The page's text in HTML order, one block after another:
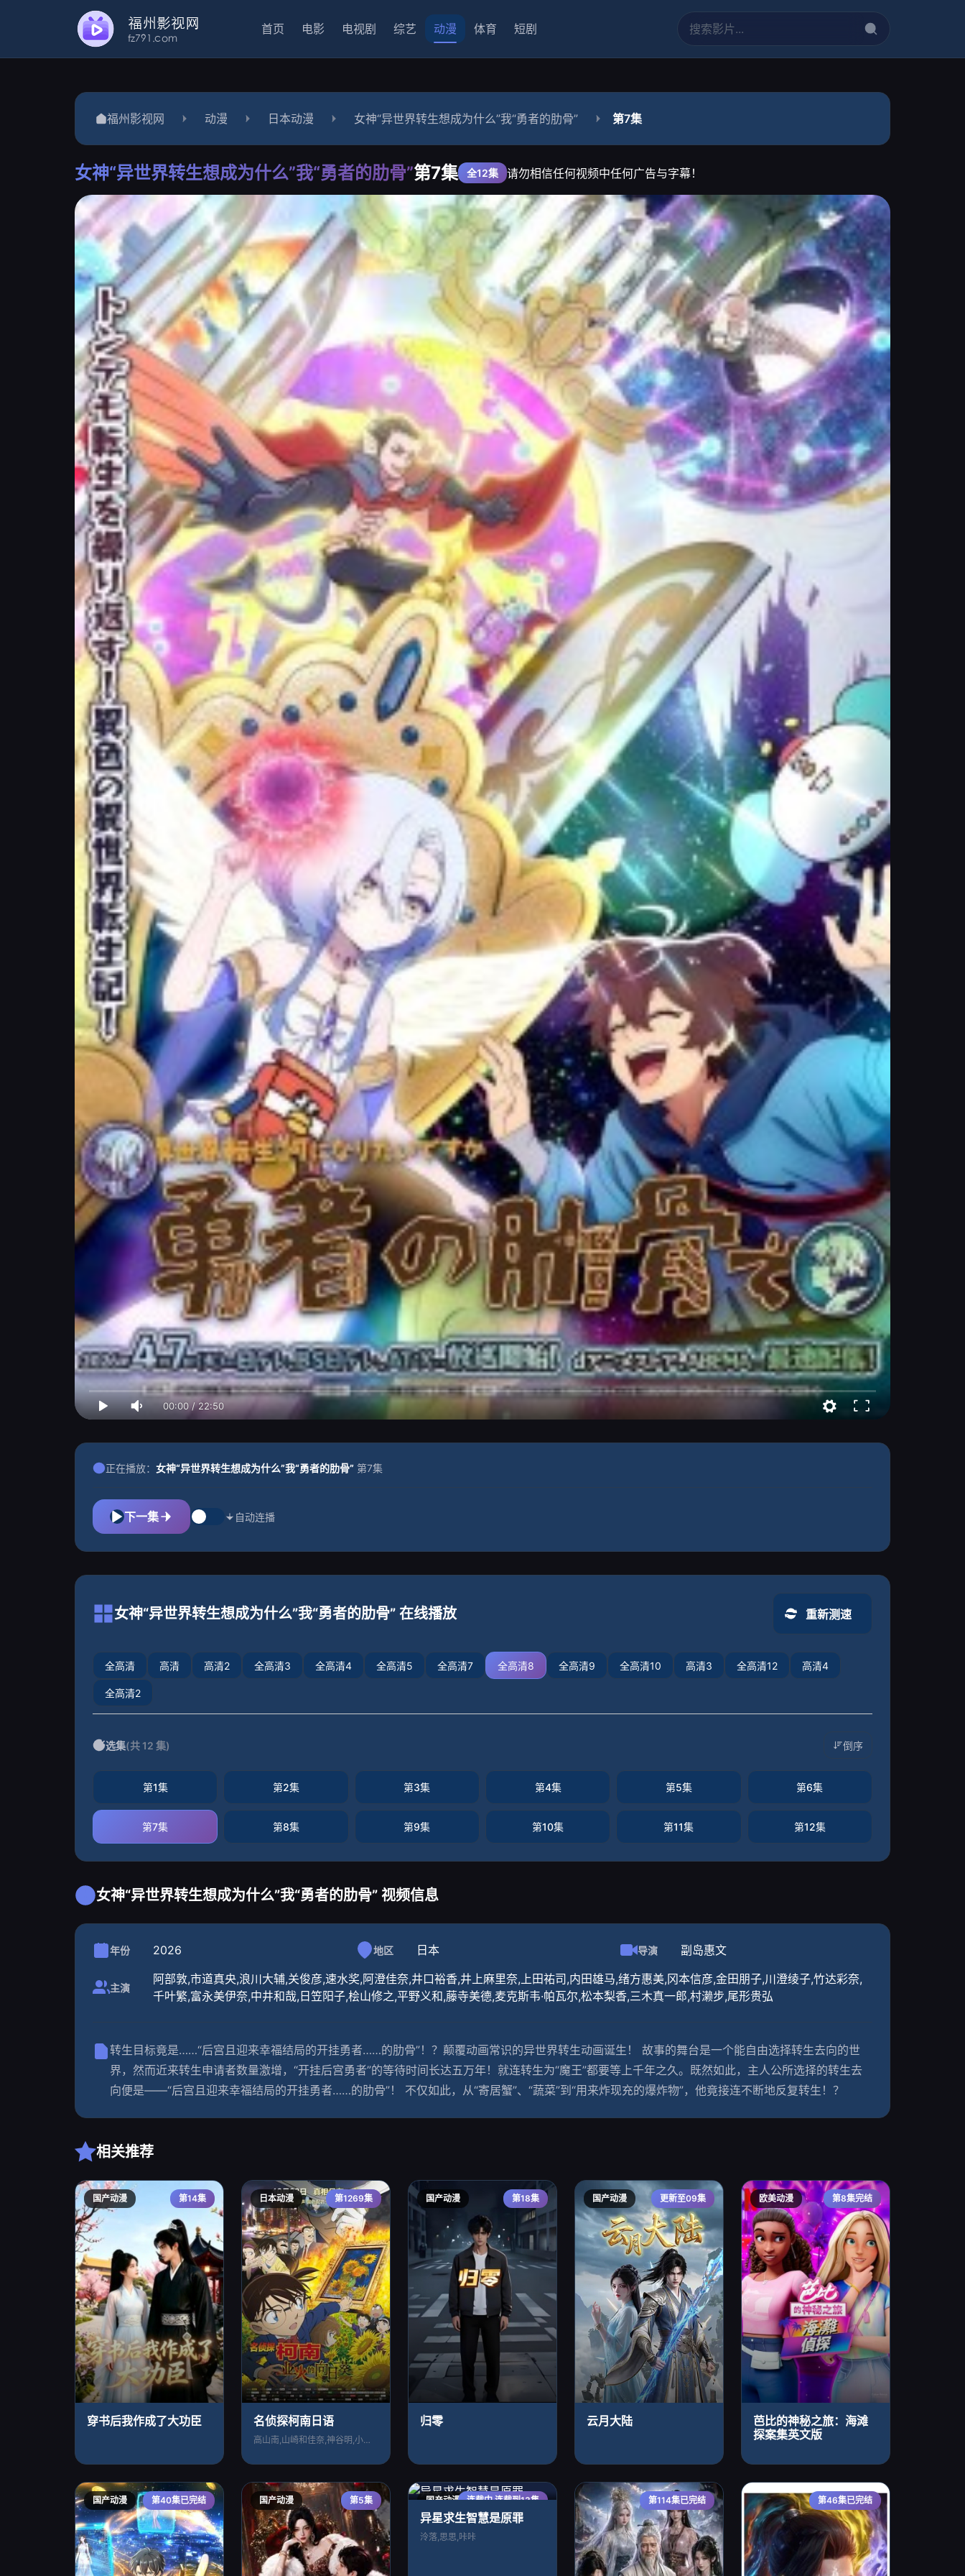
首页 电影 电视剧 综艺 动漫 体育 短剧
福州影视网 动漫 日本动漫 女神“异世界转生想成为什么”我“勇者的肋骨” 第7集
女神“异世界转生想成为什么”我“勇者的肋骨”第7集 全12集 请勿相信任何视频中任何广告与字幕！
00:00/22:50
正在播放： 女神“异世界转生想成为什么”我“勇者的肋骨” 第7集
下一集 自动连播
女神“异世界转生想成为什么”我“勇者的肋骨” 在线播放 重新测速
全高清 高清 高清2 全高清3 全高清4 全高清5 全高清7 全高清8 全高清9 全高清10 高清3 全高清12 高清4
全高清2
选集(共 12 集) 倒序
第1集 第2集 第3集 第4集 第5集 第6集
第7集 第8集 第9集 第10集 第11集 第12集
女神“异世界转生想成为什么”我“勇者的肋骨” 视频信息
年份 2026 地区 日本 导演 副岛惠文
主演
阿部敦,市道真央,浪川大辅,关俊彦,速水奖,阿澄佳奈,井口裕香,井上麻里奈,上田祐司,内田雄马,绪方惠美,冈本信彦,金田朋子,川澄绫子,竹达彩奈,
千叶繁,富永美伊奈,中井和哉,日笠阳子,桧山修之,平野义和,藤寺美德,麦克斯韦·帕瓦尔,松本梨香,三木真一郎,村濑步,尾形贵弘
转生目标竟是……“后宫且迎来幸福结局的开挂勇者……的肋骨”！？颠覆动画常识的异世界转生动画诞生！ 故事的舞台是一个能自由选择转生去向的世
界，然而近来转生申请者数量激增，“开挂后宫勇者”的等待时间长达五万年！就连转生为“魔王”都要等上千年之久。既然如此，主人公所选择的转生去
向便是——“后宫且迎来幸福结局的开挂勇者……的肋骨”！ 不仅如此，从“寄居蟹”、“蔬菜”到“用来炸现充的爆炸物”，他竟接连不断地反复转生！？
相关推荐
国产动漫 第14集
穿书后我作成了大功臣
日本动漫 第1269集
名侦探柯南日语
高山南,山崎和佳奈,神谷明,小山力也,林
国产动漫 第18集
归零
国产动漫 更新至09集
云月大陆
欧美动漫 第8集完结
芭比的神秘之旅：海滩
探案集英文版
国产动漫 第40集已完结 国产动漫 第5集 国产动漫 连载中 连载到13集
异星求生智慧是原罪
泠落,思思,咔咔
第114集已完结 第46集已完结